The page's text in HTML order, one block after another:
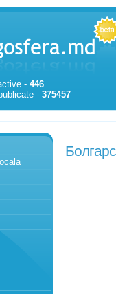
- 446
- 375457